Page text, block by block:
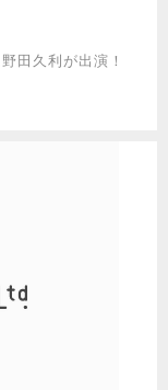
田久利が出演！